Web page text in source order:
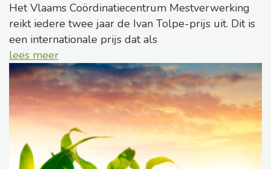
Het Vlaams Coördinatiecentrum Mestverwerking
reikt iedere twee jaar de Ivan Tolpe-prijs uit. Dit is
een internationale prijs dat als
lees meer